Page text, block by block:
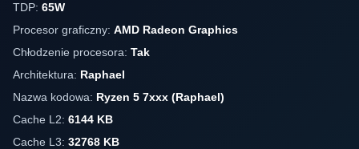
TDP: 65W
Procesor graficzny: AMD Radeon Graphics
Chłodzenie procesora: Tak
Architektura: Raphael
Nazwa kodowa: Ryzen 5 7xxx (Raphael)
Cache L2: 6144 KB
Cache L3: 32768 KB